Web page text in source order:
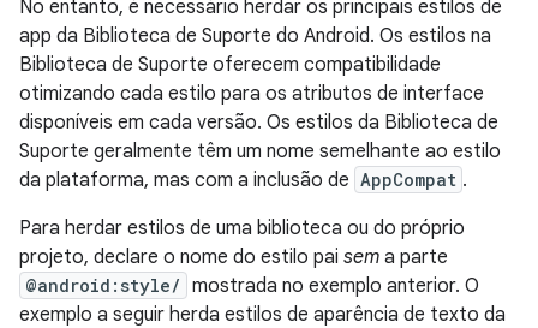
No entanto, é necessário herdar os principais estilos de
app da Biblioteca de Suporte do Android. Os estilos na
Biblioteca de Suporte oferecem compatibilidade
otimizando cada estilo para os atributos de interface
disponíveis em cada versão. Os estilos da Biblioteca de
Suporte geralmente têm um nome semelhante ao estilo
da plataforma, mas com a inclusão de AppCompat .
Para herdar estilos de uma biblioteca ou do próprio
projeto, declare o nome do estilo pai sem a parte
@android:style/ mostrada no exemplo anterior. O
exemplo a seguir herda estilos de aparência de texto da